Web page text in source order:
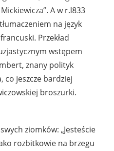
A w r.l833
na język
Przekład
wstępem
znany polityk
co jeszcze bardziej
broszurki.
ziomków: „Jesteście
rozbitkowie na brzegu